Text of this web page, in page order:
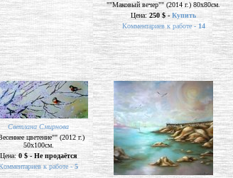
""Маковый вечер"" (2014 г.) 80х80см.
Цена: 250 $ - Купить
Комментариев к работе -14
Светлана Смирнова
цветение"" (2012 г.)
50х100см.
Цена:0 $ - Не продаётся
к работе -5